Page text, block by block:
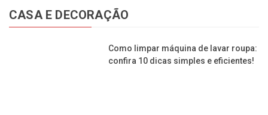
CASA E DECORAÇÃO
Como limpar máquina de lavar roupa:
confira 10 dicas simples e eficientes!